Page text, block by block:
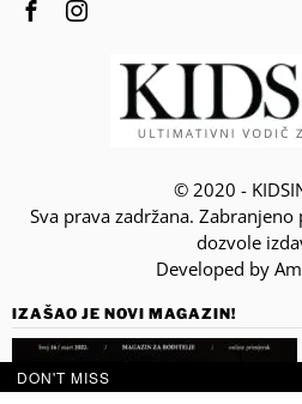
© 2020 -
Sva prava zadržana.
dozvole
Developed by
IZAŠAO JE NOVI MAGAZIN!
DON'T MISS